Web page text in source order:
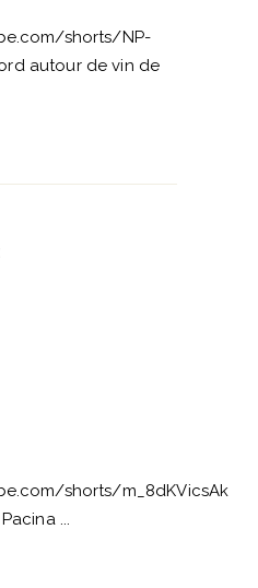
shorts/NP-
autour de vin de
shorts/m_8dKVicsAk